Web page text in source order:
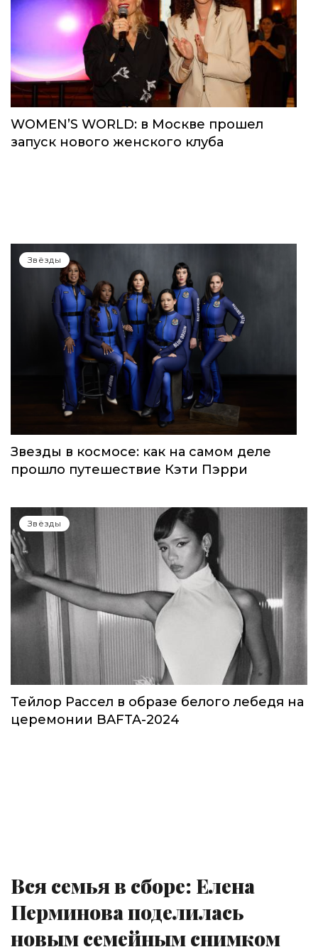
WOMEN’S WORLD: в Москве прошел
запуск нового женского клуба
Звёзды
Звезды в космосе: как на самом деле
прошло путешествие Кэти Пэрри
Звёзды
Тейлор Рассел в образе белого лебедя на
церемонии BAFTA-2024
Вся семья в сборе: Елена
Перминова поделилась
новым семейным снимком